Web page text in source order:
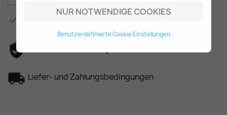
NUR NOTWENDIGE COOKIES
Benutzerdefinierte Cookie Einstellungen

Liefer- und Zahlungsbedingungen